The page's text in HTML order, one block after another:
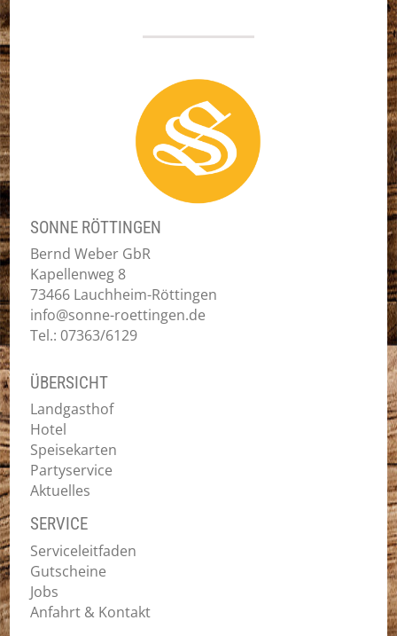
SONNE RÖTTINGEN
Bernd Weber GbR
Kapellenweg 8
73466 Lauchheim-Röttingen
info@sonne-roettingen.de
Tel.: 07363/6129
ÜBERSICHT
Landgasthof
Hotel
Speisekarten
Partyservice
Aktuelles
SERVICE
Serviceleitfaden
Gutscheine
Jobs
Anfahrt & Kontakt